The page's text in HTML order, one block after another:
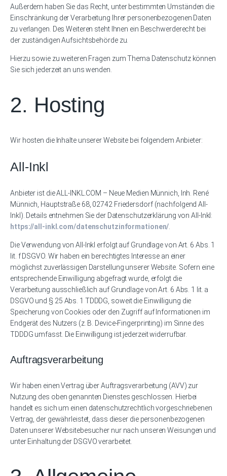
Außerdem haben Sie das Recht, unter bestimmten Umständen die
Einschränkung der Verarbeitung Ihrer personenbezogenen Daten
zu verlangen. Des Weiteren steht Ihnen ein Beschwerderecht bei
der zuständigen Aufsichtsbehörde zu.
Hierzu sowie zu weiteren Fragen zum Thema Datenschutz können
Sie sich jederzeit an uns wenden.
2. Hosting
Wir hosten die Inhalte unserer Website bei folgendem Anbieter:
All-Inkl
Anbieter ist die ALL-INKL.COM – Neue Medien Münnich, Inh. René
Münnich, Hauptstraße 68, 02742 Friedersdorf (nachfolgend All-
Inkl). Details entnehmen Sie der Datenschutzerklärung von All-Inkl:
https://all-inkl.com/datenschutzinformationen/
Die Verwendung von All-Inkl erfolgt auf Grundlage von Art. 6 Abs. 1
lit. f DSGVO. Wir haben ein berechtigtes Interesse an einer
möglichst zuverlässigen Darstellung unserer Website. Sofern eine
entsprechende Einwilligung abgefragt wurde, erfolgt die
Verarbeitung ausschließlich auf Grundlage von Art. 6 Abs. 1 lit. a
DSGVO und § 25 Abs. 1 TDDDG, soweit die Einwilligung die
Speicherung von Cookies oder den Zugriff auf Informationen im
Endgerät des Nutzers (z. B. Device-Fingerprinting) im Sinne des
TDDDG umfasst. Die Einwilligung ist jederzeit widerrufbar.
Auftragsverarbeitung
Wir haben einen Vertrag über Auftragsverarbeitung (AVV) zur
Nutzung des oben genannten Dienstes geschlossen. Hierbei
handelt es sich um einen datenschutzrechtlich vorgeschriebenen
Vertrag, der gewährleistet, dass dieser die personenbezogenen
Daten unserer Websitebesucher nur nach unseren Weisungen und
unter Einhaltung der DSGVO verarbeitet.